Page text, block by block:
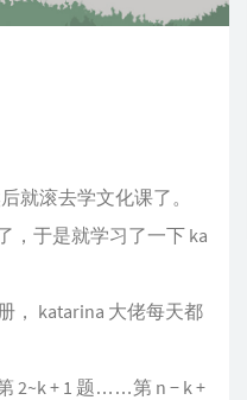
就滚去学文化课了。
，于是就学习了一下 ka
， katarina 大佬每天都
2~k + 1 题……第 n − k +